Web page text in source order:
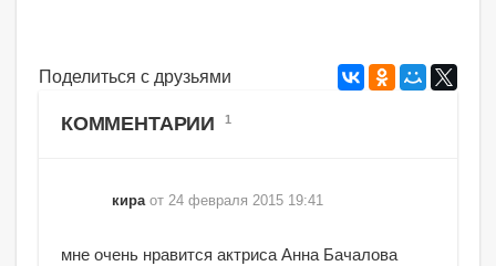
Поделиться с друзьями
КОММЕНТАРИИ 1
кира от 24 февраля 2015 19:41
мне очень нравится актриса Анна Бачалова